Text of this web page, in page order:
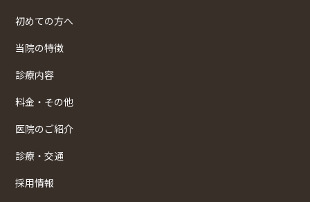
初めての方へ
当院の特徴
診療内容
料金・その他
医院のご紹介
診療・交通
採用情報